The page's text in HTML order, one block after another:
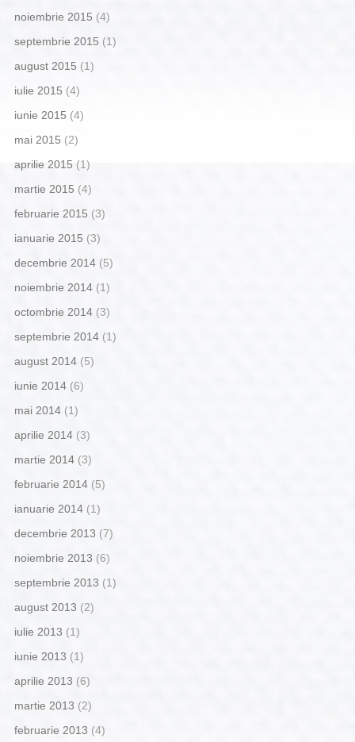
noiembrie 2015 (4)
septembrie 2015 (1)
august 2015 (1)
iulie 2015 (4)
iunie 2015 (4)
mai 2015 (2)
aprilie 2015(1)
martie 2015 (4)
februarie 2015 (3)
ianuarie 2015 (3)
decembrie 2014(5)
noiembrie 2014(1)
octombrie 2014(3)
septembrie 2014(1)
august 2014(5)
iunie 2014(6)
mai 2014(1)
aprilie 2014(3)
martie 2014(3)
februarie 2014(5)
ianuarie 2014(1)
decembrie 2013 (7)
noiembrie 2013 (6)
septembrie 2013 (1)
august 2013 (2)
iulie 2013 (1)
iunie 2013 (1)
aprilie 2013 (6)
martie 2013 (2)
februarie 2013 (4)